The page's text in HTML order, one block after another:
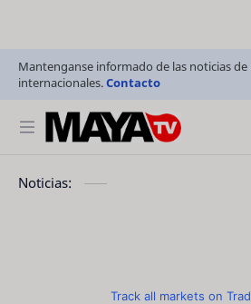
Mantenganse informado de las noticias de
internacionales.Contacto
Noticias:
Track all markets on